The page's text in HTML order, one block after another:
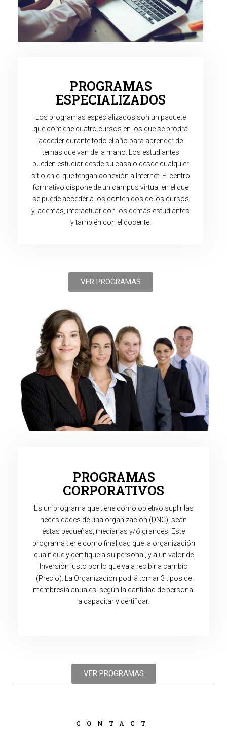
PROGRAMAS
ESPECIALIZADOS
Los programas especializados son un paquete
que contiene cuatro cursos en los que se prodrá
acceder durante todo el año para aprender de
temas que van de la mano. Los estudiantes
pueden estudiar desde su casa o desde cualquier
sitio en el que tengan conexión a Internet. El centro
formativo dispone de un campus virtual en el que
se puede acceder a los contenidos de los cursos
y, además, interactuar con los demás estudiantes
y también con el docente.
VER PROGRAMAS
PROGRAMAS
CORPORATIVOS
Es un programa que tiene como objetivo suplir las
necesidades de una organización (DNC), sean
éstas pequeñas, medianas y/ó grandes. Este
programa tiene como finalidad que la organización
cualifique y certifique a su personal, y a un valor de
Inversión justo por lo que va a recibir a cambio
(Precio). La Organización podrá tomar 3 tipos de
membresía anuales, según la cantidad de personal
a capacitar y certificar.
VER PROGRAMAS
CONTACT